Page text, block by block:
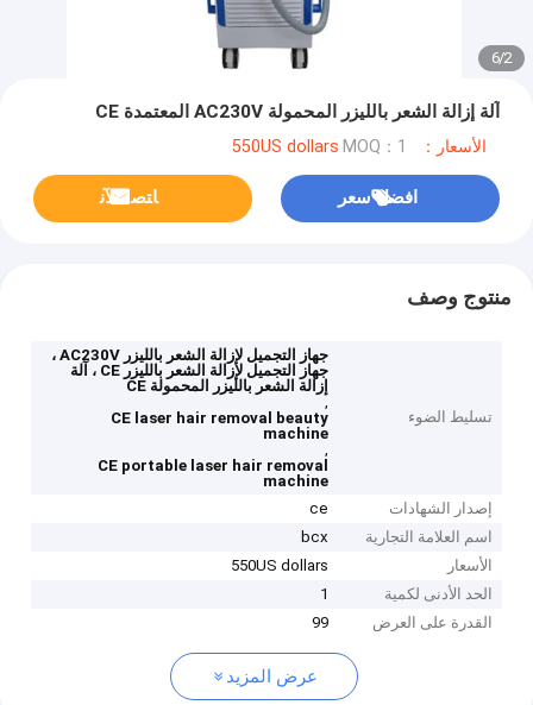
2
/
6
آلة إزالة الشعر بالليزر المحمولة AC230V المعتمدة CE
الأسعار：550US dollars MOQ：1
افضل سعر ﺎﺘﺼﻟ ﺍﻶﻧ
منتوج وصف
تسليط الضوء
جهاز التجميل لإزالة الشعر بالليزر AC230V ،
جهاز التجميل لإزالة الشعر بالليزر CE ، آلة
إزالة الشعر بالليزر المحمولة CE
,
CE laser hair removal beauty
machine
,
CE portable laser hair removal
machine
إصدار الشهادات
ce
اسم العلامة التجارية
bcx
الأسعار
550US dollars
الحد الأدنى لكمية
1
القدرة على العرض
99
عرض المزيد